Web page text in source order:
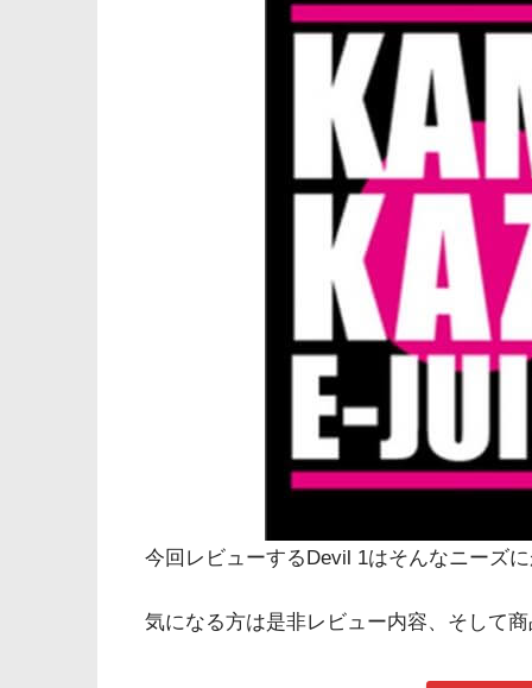
今回レビューするDevil 1はそんなニーズ
気になる方は是非レビュー内容、そして